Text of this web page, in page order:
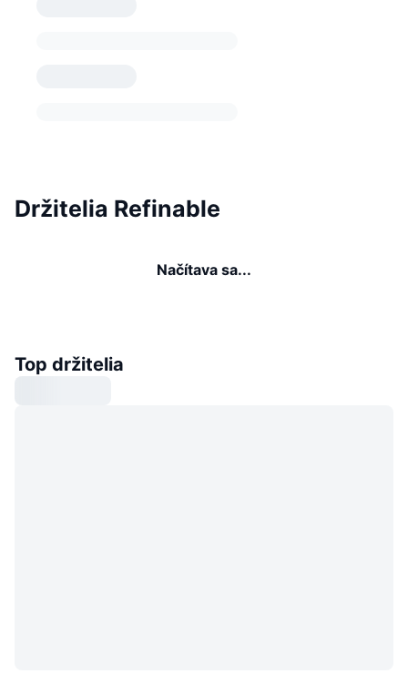
Držitelia Refinable
Načítava sa...
Top držitelia